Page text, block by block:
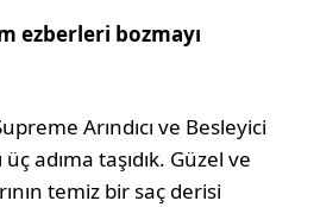
ezberleri bozmayı
Arındıcı ve Besleyici
adıma taşıdık. Güzel ve
temiz bir saç derisi